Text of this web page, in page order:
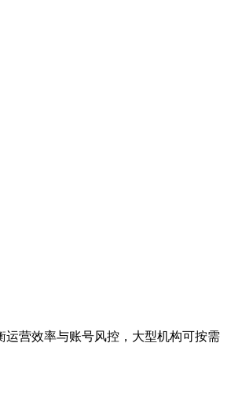
营效率与账号风控，大型机构可按需